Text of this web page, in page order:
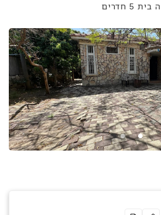
5 חדרים